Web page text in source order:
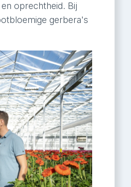
oprechtheid. Bij
gerbera's